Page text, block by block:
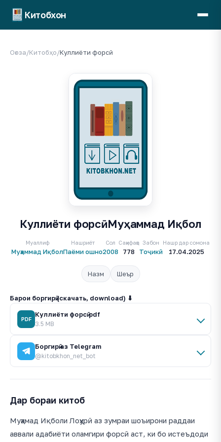
Китобхон
Оғоза/Китобҳо/Куллиёти форсӣ
Барои боргирӣ (скачать, download) ⬇
PDF
Куллиёти форсӣ.pdf
3.5 MB
Боргирӣ аз Telegram
@kitobkhon_net_bot
Куллиёти форсӣ. Муҳаммад Иқбол
Муаллиф
Муҳаммад Иқбол
Нашриёт
Паёми ошно
Сол
2008
Саҳифаҳо
778
Забон
Тоҷикӣ
Нашр дар сомона
17.04.2025
Назм Шеър
Дар бораи китоб
Муҳамад Иқболи Лоҳурӣ аз зумраи шоъирони раддаи
аввали адабиёти оламгири форсӣ аст, ки бо истеъдоди